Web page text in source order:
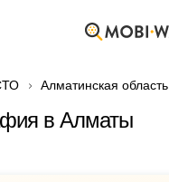
Алматинская область
в Алматы